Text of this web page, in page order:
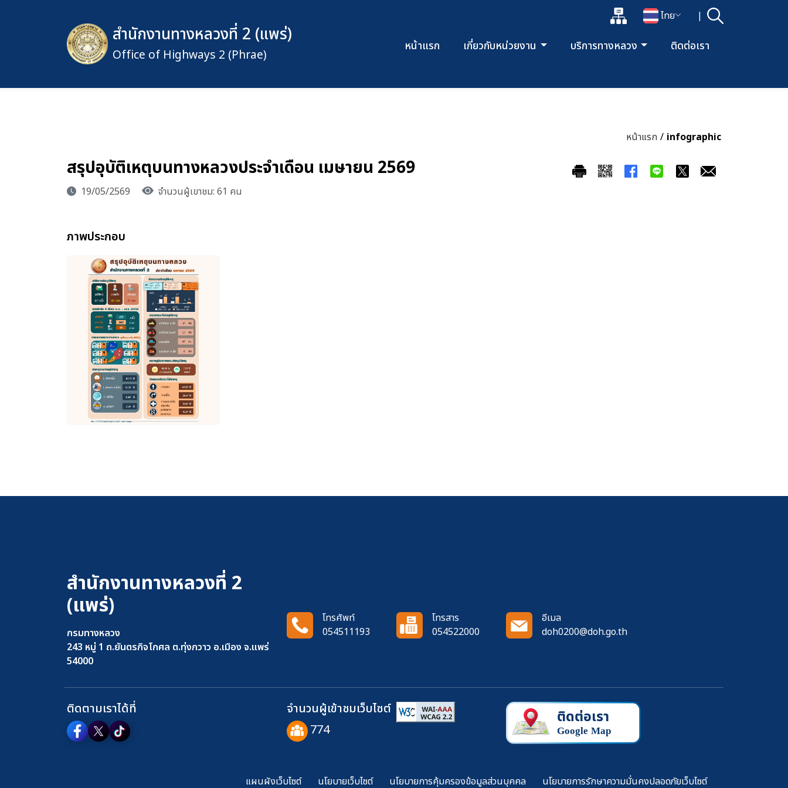
แผนผังเว็บไซต์
เปลี่ยนภาษา
ไทย | ค้นหา
เปิดกล่องค้นหาข้อมูลหลักของเว็บไซต์
สำนักงานทางหลวงที่ 2 (แพร่)
Office of Highways 2 (Phrae)
หน้าแรก เกี่ยวกับหน่วยงาน บริการทางหลวง ติดต่อเรา
หน้าแรก / infographic
สรุปอุบัติเหตุบนทางหลวงประจำเดือน เมษายน 2569
19/05/2569 จำนวนผู้เขาชม: 61 คน
ภาพประกอบ
สำนักงานทางหลวงที่ 2
(แพร่)
กรมทางหลวง
243 หมู่ 1 ถ.ยันตรกิจโกศล ต.ทุ่งกวาว อ.เมือง จ.แพร่
54000
โทรศัพท์
054511193
โทรสาร
054522000
อีเมล
doh0200@doh.go.th
ติดตามเราได้ที่
จำนวนผู้เข้าชมเว็บไซต์
774
แผนผังเว็บไซต์ นโยบายเว็บไซต์ นโยบายการคุ้มครองข้อมูลส่วนบุคคล นโยบายการรักษาความมั่นคงปลอดภัยเว็บไซต์